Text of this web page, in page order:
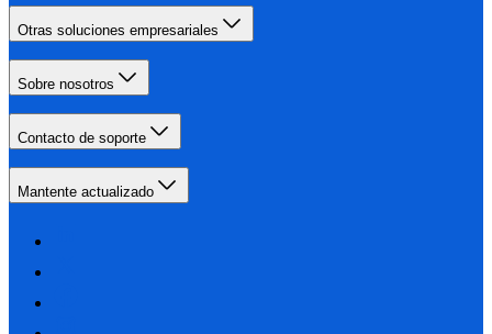
Otras soluciones empresariales
Sobre nosotros
Contacto de soporte
Mantente actualizado